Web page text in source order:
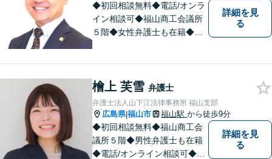
◆初回相談無料◆電話/オンラ
イン相談可◆福山商工会議所
５階◆女性弁護士も在籍◆刑
いことも安心してご相談くだ
さい。あなたの気持ちに寄り
添い、丁寧にお応えします。
詳細を見
る
檜上 芙雪 弁護士
弁護士法人山下江法律事務所 福山支部
広島県|福山市 福山駅 から徒歩9分
◆初回相談無料◆福山商工会
議所５階◆男性弁護士も在籍
◆電話/オンライン相談可◆離
詳細を見
る